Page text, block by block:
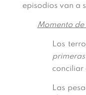
episodios van a
Momento de
Los
conciliar
Las